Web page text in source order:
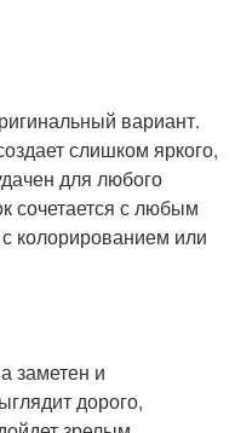
вариант.
слишком яркого,
для любого
сочетается с любым
колорированием или
заметен и
дорого,